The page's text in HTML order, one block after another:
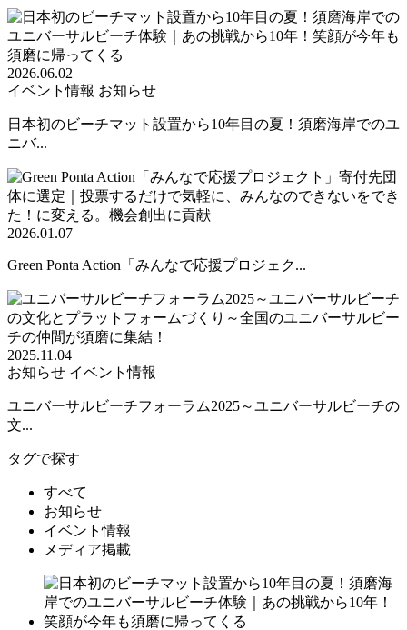
2026.06.02
イベント情報 お知らせ
日本初のビーチマット設置から10年目の夏！須磨海岸でのユ
ニバ...
2026.01.07
Green Ponta Action「みんなで応援プロジェク...
2025.11.04
お知らせ イベント情報
ユニバーサルビーチフォーラム2025～ユニバーサルビーチの
文...
タグで探す
すべて
お知らせ
イベント情報
メディア掲載